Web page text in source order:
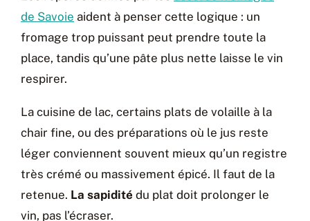
de Savoie aident à penser cette logique : un
fromage trop puissant peut prendre toute la
place, tandis qu’une pâte plus nette laisse le vin
respirer.
La cuisine de lac, certains plats de volaille à la
chair fine, ou des préparations où le jus reste
léger conviennent souvent mieux qu’un registre
très crémé ou massivement épicé. Il faut de la
retenue. La sapidité du plat doit prolonger le
vin, pas l’écraser.